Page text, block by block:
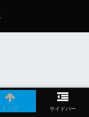
トップ サイドバー